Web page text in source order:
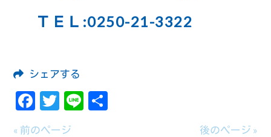
ＴＥＬ:0250-21-3322
シェアする
Facebook
Twitter
Line
« 前のページ 後のページ »